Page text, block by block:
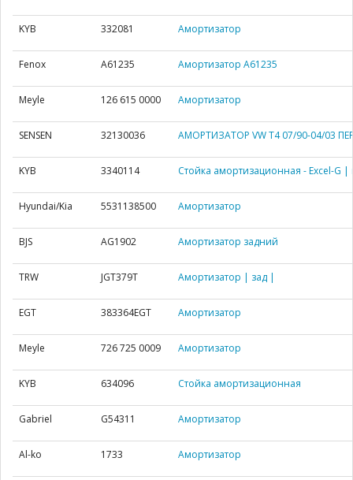
KYB 332081 Амортизатор
Fenox A61235 Амортизатор A61235
Meyle 126 615 0000 Амортизатор
SENSEN 32130036 АМОРТИЗАТОР VW T4 07/90-04/03
KYB 3340114 Стойка амортизационная - Excel-G
Hyundai/Kia 5531138500 Амортизатор
BJS AG1902 Амортизатор задний
TRW JGT379T Амортизатор | зад |
EGT 383364EGT Амортизатор
Meyle 726 725 0009 Амортизатор
KYB 634096 Стойка амортизационная
Gabriel G54311 Амортизатор
Al-ko 1733 Амортизатор